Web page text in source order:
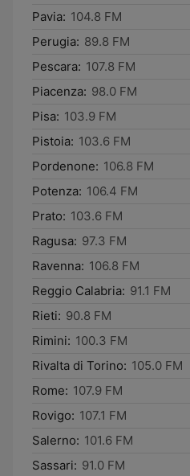
Pavia: 104.8 FM
Perugia: 89.8 FM
Pescara: 107.8 FM
Piacenza: 98.0 FM
Pisa: 103.9 FM
Pistoia: 103.6 FM
Pordenone: 106.8 FM
Potenza: 106.4 FM
Prato: 103.6 FM
Ragusa: 97.3 FM
Ravenna: 106.8 FM
Reggio Calabria: 91.1 FM
Rieti: 90.8 FM
Rimini: 100.3 FM
Rivalta di Torino: 105.0 FM
Rome: 107.9 FM
Rovigo: 107.1 FM
Salerno: 101.6 FM
Sassari: 91.0 FM